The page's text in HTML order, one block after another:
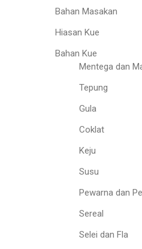
Bahan Masakan
Hiasan Kue
Bahan Kue
Mentega dan
Tepung
Gula
Coklat
Keju
Susu
Pewarna dan
Sereal
Selei dan Fla